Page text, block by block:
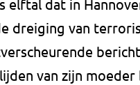
elftal dat in
dreiging van
van zijn